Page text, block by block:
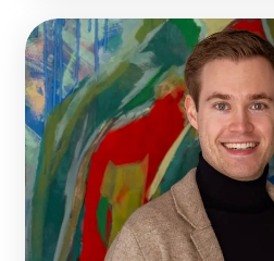
(Mitglied des Präsidiums
Burchard
Niedersachsen) und
(Vorsitzender des
Niedersachsen) über
mehr Wohnraum
Titel „Vom Traum zum
Maßnahmen für